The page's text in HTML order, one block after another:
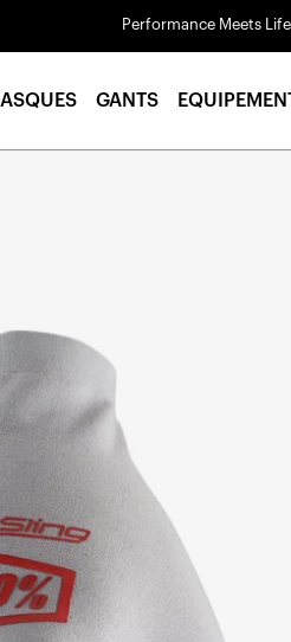
Performance Meets
GANTS